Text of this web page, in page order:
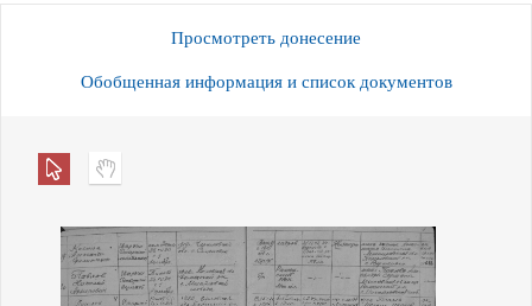
Просмотреть донесение
Обобщенная информация и список документов